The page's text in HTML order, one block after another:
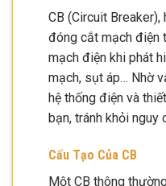
CB (Circuit
đóng cắt mạch điện
mạch điện khi phát
mạch, sụt áp… Nhờ
hệ thống điện và
bạn, tránh khỏi nguy
Cấu Tạo Của CB
Một CB thông